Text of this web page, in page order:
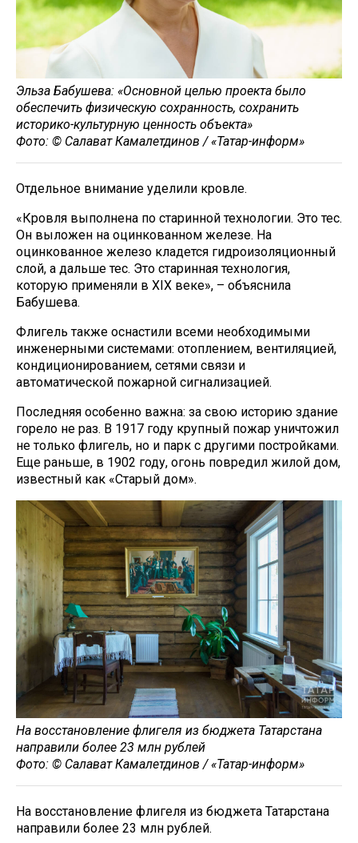
Эльза Бабушева: «Основной целью проекта было
обеспечить физическую сохранность, сохранить
историко-культурную ценность объекта»
Фото: © Салават Камалетдинов / «Татар-информ»
Отдельное внимание уделили кровле.
«Кровля выполнена по старинной технологии. Это тес.
Он выложен на оцинкованном железе. На
оцинкованное железо кладется гидроизоляционный
слой, а дальше тес. Это старинная технология,
которую применяли в XIX веке», – объяснила
Бабушева.
Флигель также оснастили всеми необходимыми
инженерными системами: отоплением, вентиляцией,
кондиционированием, сетями связи и
автоматической пожарной сигнализацией.
Последняя особенно важна: за свою историю здание
горело не раз. В 1917 году крупный пожар уничтожил
не только флигель, но и парк с другими постройками.
Еще раньше, в 1902 году, огонь повредил жилой дом,
известный как «Старый дом».
На восстановление флигеля из бюджета Татарстана
направили более 23 млн рублей
Фото: © Салават Камалетдинов / «Татар-информ»
На восстановление флигеля из бюджета Татарстана
направили более 23 млн рублей.